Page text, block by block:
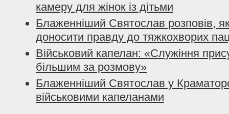
камеру для жінок із дітьми
Блаженніший Святослав розповів,
доносити правду до тяжкохворих
Військовий капелан: «Служіння
більшим за розмову»
Блаженніший Святослав у
військовими капеланами